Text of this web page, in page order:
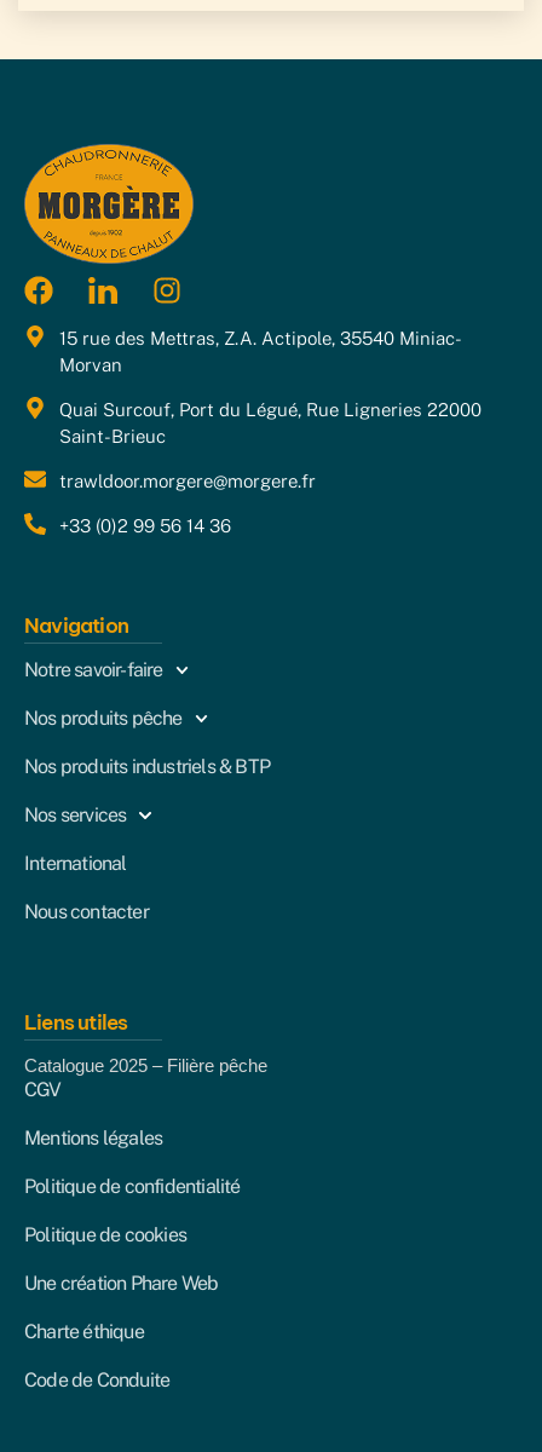
15 rue des Mettras, Z.A. Actipole, 35540 Miniac-
Morvan
Quai Surcouf, Port du Légué, Rue Ligneries 22000
Saint-Brieuc
trawldoor.morgere@morgere.fr
+33 (0)2 99 56 14 36
Navigation
Notre savoir-faire
Nos produits pêche
Nos produits industriels & BTP
Nos services
International
Nous contacter
Liens utiles
Catalogue 2025 – Filière pêche
CGV
Mentions légales
Politique de confidentialité
Politique de cookies
Une création Phare Web
Charte éthique
Code de Conduite